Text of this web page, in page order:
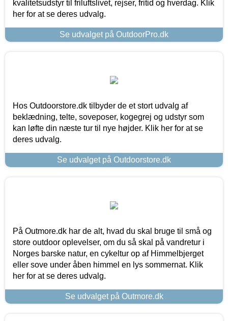
kvalitetsudstyr til friluftslivet, rejser, fritid og hverdag. Klik
her for at se deres udvalg.
Se udvalget på OutdoorPro.dk
Hos Outdoorstore.dk tilbyder de et stort udvalg af
beklædning, telte, soveposer, kogegrej og udstyr som
kan løfte din næste tur til nye højder. Klik her for at se
deres udvalg.
Se udvalget på Outdoorstore.dk
På Outmore.dk har de alt, hvad du skal bruge til små og
store outdoor oplevelser, om du så skal på vandretur i
Norges barske natur, en cykeltur op af Himmelbjerget
eller sove under åben himmel en lys sommernat. Klik
her for at se deres udvalg.
Se udvalget på Outmore.dk